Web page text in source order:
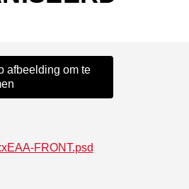
afbeelding om te